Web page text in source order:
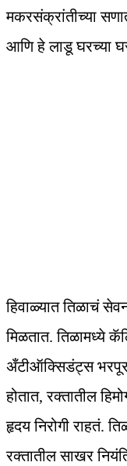
मकरसंक्रांतीच्या
आणि हे लाडू घरच्या
हिवाळ्यात तिळाचं
मिळतात. तिळामध्ये
अँटीऑक्सिडंट्स भरपूर
होतात, रक्तातील
हृदय निरोगी राहतं.
रक्तातील साखर